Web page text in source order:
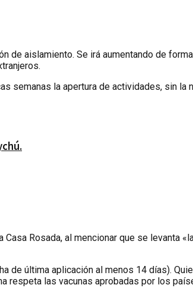
de aislamiento. Se irá aumentando de
semanas la apertura de actividades, sin la
Rosada, al mencionar que se levanta
de última aplicación al menos 14 días).
respeta las vacunas aprobadas por los